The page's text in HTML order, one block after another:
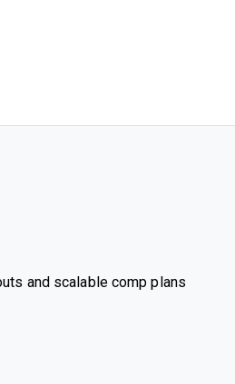
and scalable comp plans